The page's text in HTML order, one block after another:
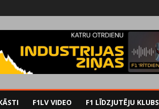
F1LV VIDEO F1 LĪDZJUTĒJU KLUBS